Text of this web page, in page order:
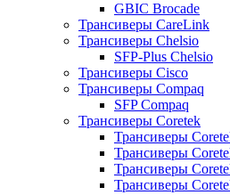
GBIC Brocade
Трансиверы CareLink
Трансиверы Chelsio
SFP-Plus Chelsio
Трансиверы Cisco
Трансиверы Compaq
SFP Compaq
Трансиверы Coretek
Трансиверы
Трансиверы
Трансиверы
Трансиверы